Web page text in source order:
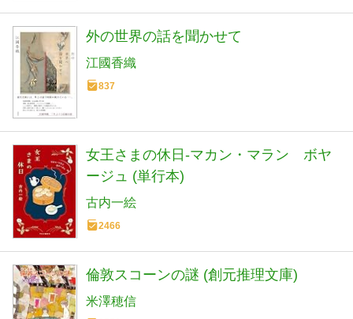
外の世界の話を聞かせて
江國香織
837
女王さまの休日-マカン・マラン ボヤ
ージュ (単行本)
古内一絵
2466
倫敦スコーンの謎 (創元推理文庫)
米澤穂信